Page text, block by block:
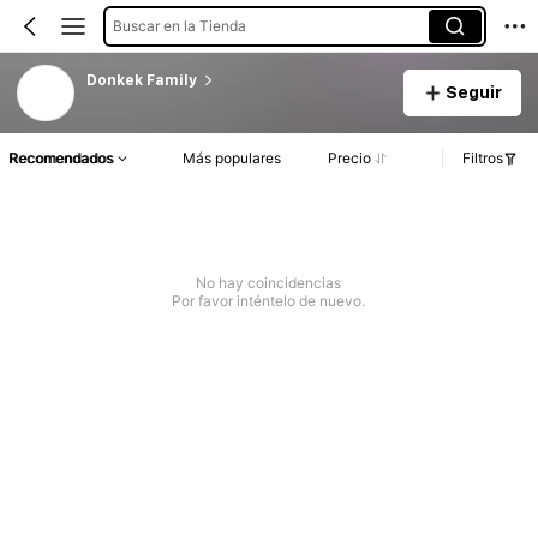
Buscar en la Tienda
Donkek Family
Seguir
Recomendados Más populares Precio Filtros
No hay coincidencias
Por favor inténtelo de nuevo.